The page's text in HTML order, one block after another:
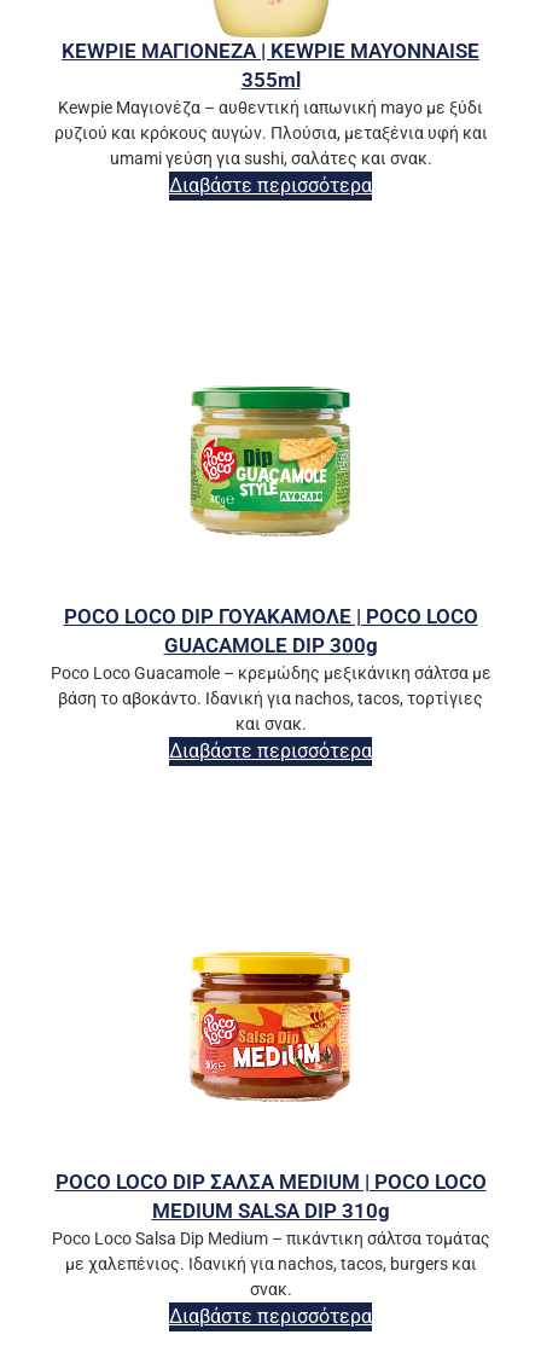
KEWPIE ΜΑΓΙΟΝΕΖΑ | KEWPIE MAYONNAISE
355ml
Kewpie Μαγιονέζα – αυθεντική ιαπωνική mayo με ξύδι
ρυζιού και κρόκους αυγών. Πλούσια, μεταξένια υφή και
umami γεύση για sushi, σαλάτες και σνακ.
Διαβάστε περισσότερα
POCO LOCO DIP ΓΟΥΑΚΑΜΟΛΕ | POCO LOCO
GUACAMOLE DIP 300g
Poco Loco Guacamole – κρεμώδης μεξικάνικη σάλτσα με
βάση το αβοκάντο. Ιδανική για nachos, tacos, τορτίγιες
και σνακ.
Διαβάστε περισσότερα
POCO LOCO DIP ΣΑΛΣΑ MEDIUM | POCO LOCO
MEDIUM SALSA DIP 310g
Poco Loco Salsa Dip Medium – πικάντικη σάλτσα τομάτας
με χαλεπένιος. Ιδανική για nachos, tacos, burgers και
σνακ.
Διαβάστε περισσότερα